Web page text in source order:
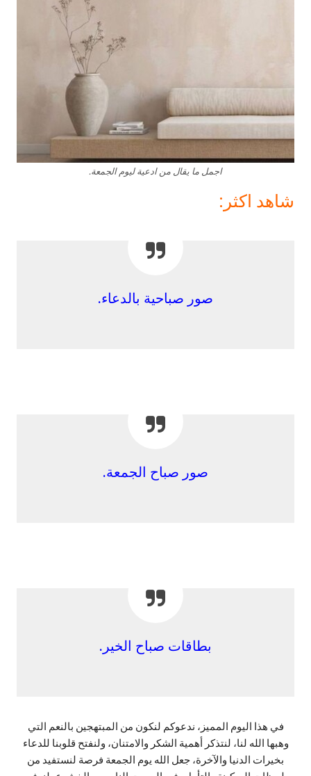
اجمل ما يقال من ادعية ليوم الجمعة.
شاهد اكثر:
صور صباحية بالدعاء.
صور صباح الجمعة.
بطاقات صباح الخير.
في هذا اليوم المميز، ندعوكم لنكون من المبتهجين بالنعم التي
وهبها الله لنا، لنتذكر أهمية الشكر والامتنان، ولنفتح قلوبنا للدعاء
بخيرات الدنيا والآخرة، جعل الله يوم الجمعة فرصة لنستفيد من